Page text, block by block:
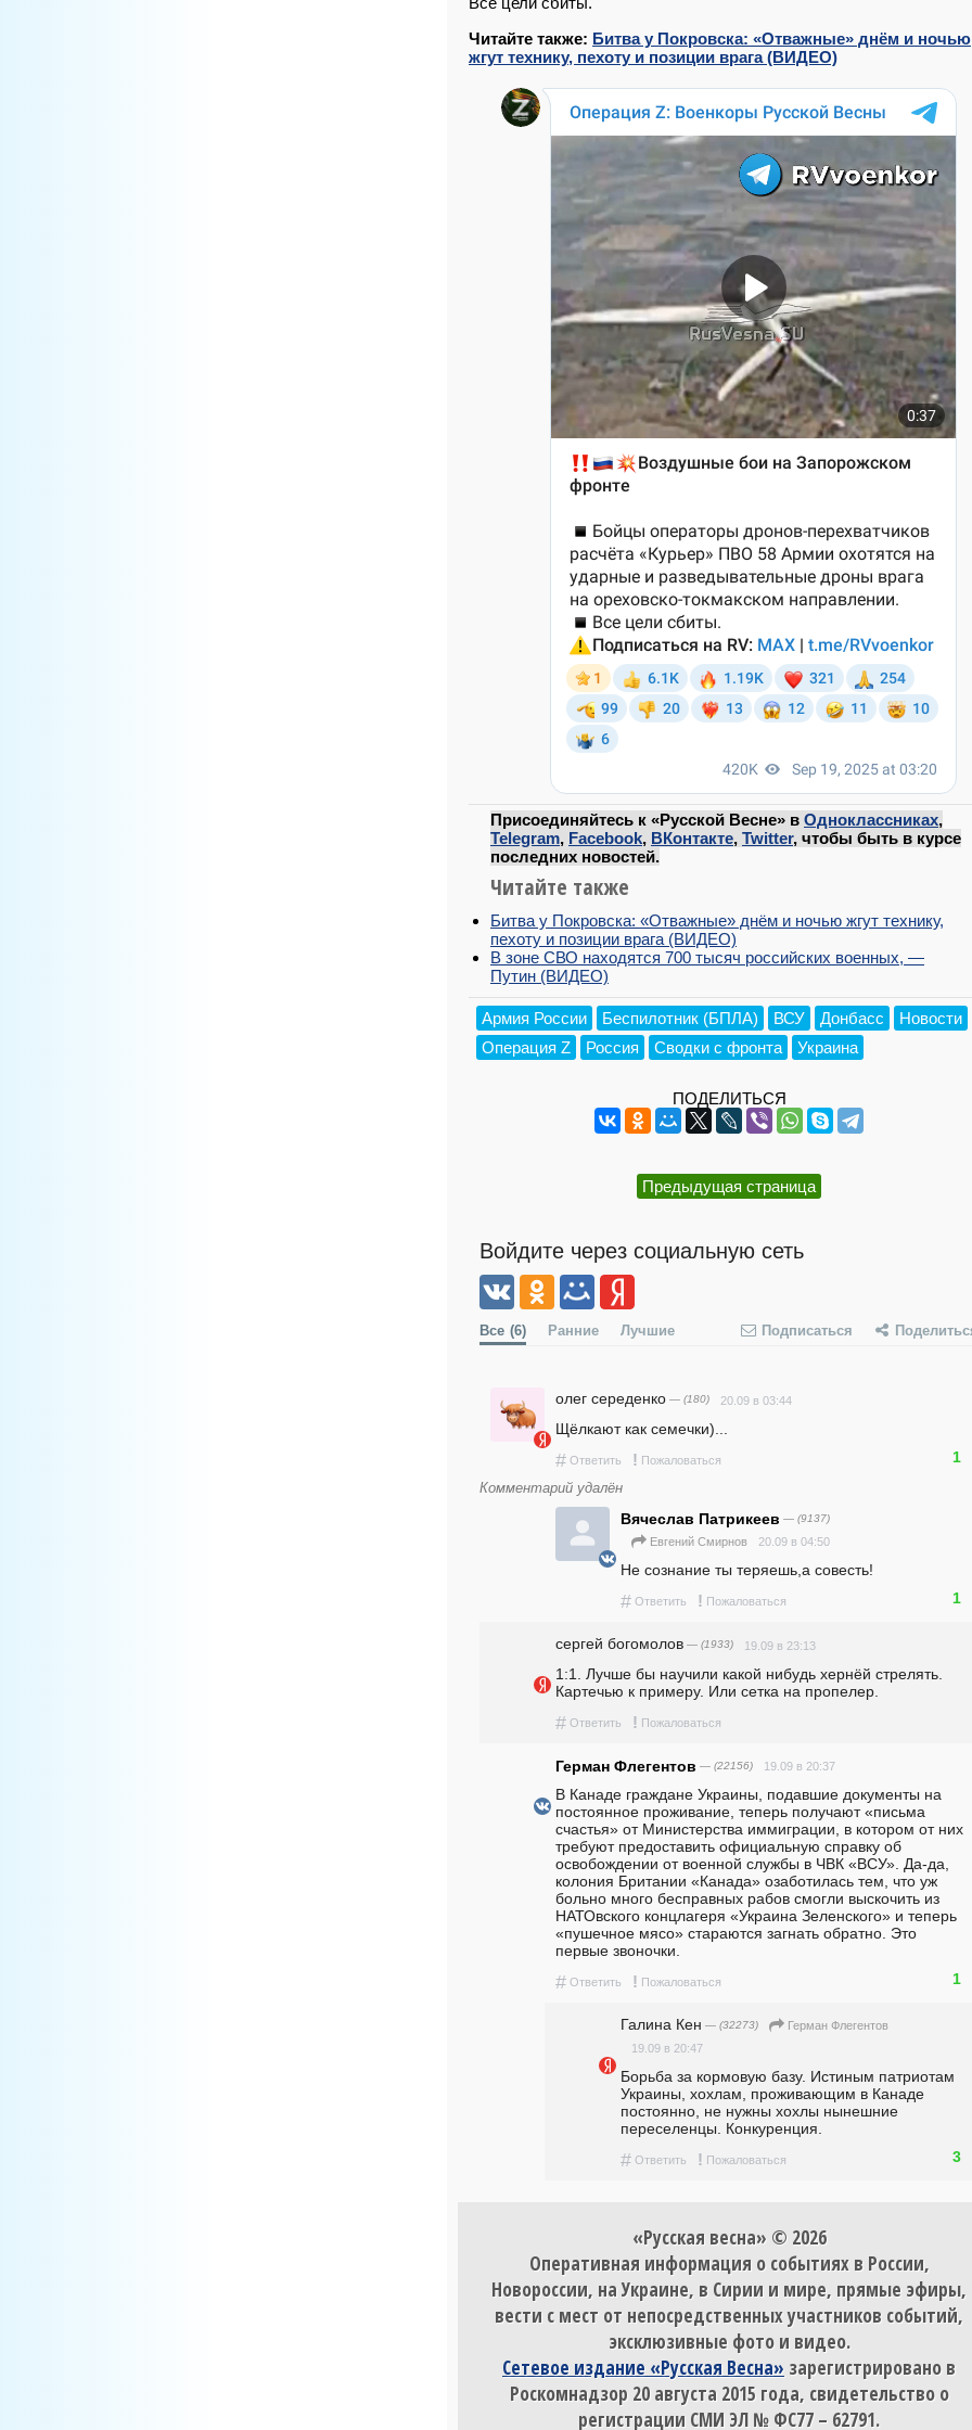
Читайте также: Битва у Покровска: «Отважные» днём и ночью
жгут технику, пехоту и позиции врага (ВИДЕО)
Присоединяйтесь к «Русской Весне» в Одноклассниках,
Telegram, Facebook, ВКонтакте, Twitter, чтобы быть в курсе
последних новостей.
Читайте также
Битва у Покровска: «Отважные» днём и ночью жгут технику,
пехоту и позиции врага (ВИДЕО)
В зоне СВО находятся 700 тысяч российских военных, —
Путин (ВИДЕО)
Армия России Беспилотник (БПЛА) ВСУ Донбасс
Новости
Операция Z
Россия Сводки с фронта Украина
ПОДЕЛИТЬСЯ
Предыдущая страница
Войдите через социальную сеть
Все (6) Ранние Лучшие Подписаться
олег середенко — (180) 20.09 в 03:44
Щёлкают как семечки)...
# Ответить ! Пожаловаться 1
Комментарий удалён
Вячеслав Патрикеев — (9137)
Евгений Смирнов 20.09 в 04:50
Не сознание ты теряешь,а совесть!
# Ответить ! Пожаловаться 1
сергей богомолов — (1933) 19.09 в 23:13
1:1. Лучше бы научили какой нибудь хернёй стрелять.
Картечью к примеру. Или сетка на пропелер.
# Ответить ! Пожаловаться
Герман Флегентов — (22156) 19.09 в 20:37
В Канаде граждане Украины, подавшие документы на
постоянное проживание, теперь получают «письма
счастья» от Министерства иммиграции, в котором от них
требуют предоставить официальную справку об
освобождении от военной службы в ЧВК «ВСУ». Да-да,
колония Британии «Канада» озаботилась тем, что уж
больно много бесправных рабов смогли выскочить из
НАТОвского концлагеря «Украина Зеленского» и теперь
«пушечное мясо» стараются загнать обратно. Это
первые звоночки.
# Ответить ! Пожаловаться 1
Галина Кен — (32273)
Герман Флегентов
19.09 в 20:47
Борьба за кормовую базу. Истиным патриотам
Украины, хохлам, проживающим в Канаде
постоянно, не нужны хохлы нынешние
переселенцы. Конкуренция.
# Ответить ! Пожаловаться 3
«Русская весна» © 2026
Оперативная информация о событиях в России,
Новороссии, на Украине, в Сирии и мире, прямые эфиры,
вести с мест от непосредственных участников событий,
эксклюзивные фото и видео.
Сетевое издание «Русская Весна» зарегистрировано в
Роскомнадзор 20 августа 2015 года, свидетельство о
регистрации СМИ ЭЛ № ФС77 – 62791.